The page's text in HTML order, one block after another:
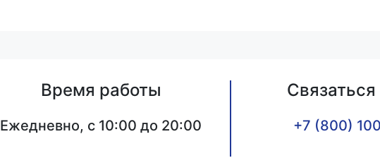
Время работы
Ежедневно, с 10:00 до 20:00 +7 (800)